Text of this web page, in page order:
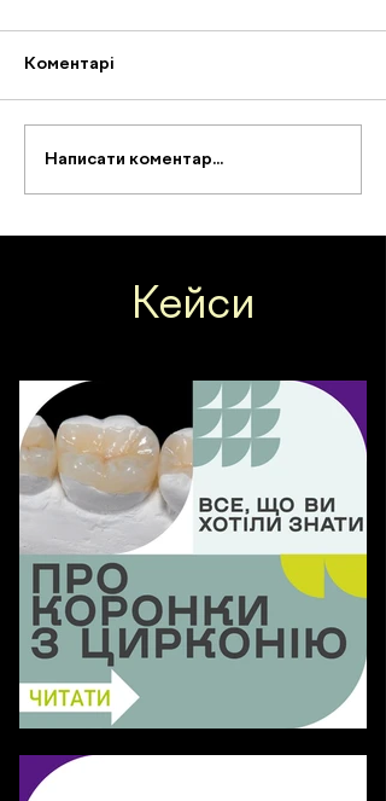
Коментарі
Написати коментар...
Кейси
ВСЕ, ЩО ВИ ХОТІЛИ